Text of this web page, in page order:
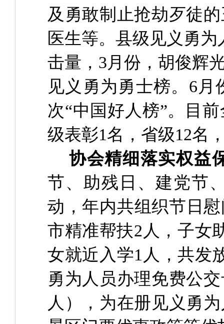
及勇敢制止抢劫歹徒
医生等。县级见义勇
击量，3月份，胡俊辉
见义勇为勇士榜。6月
次“中国好人榜”。目
级表彰1名，省级12名
协会精细落实权益
节、助残日、建党节
动，年内共组织节日
市精准帮扶2人，子女
女就近入学1人，共发
勇为人员办理免费公
人），为在册见义勇